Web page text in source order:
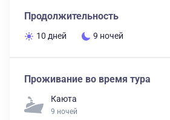
Продолжительность
10 дней 9 ночей
Проживание во время тура
Каюта
9 ночей